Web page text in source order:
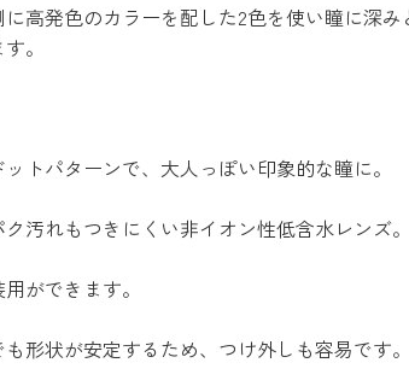
高発色のカラーを配した2色を使い瞳に深み
。
トパターンで、大人っぽい印象的な瞳に。
汚れもつきにくい非イオン性低含水レンズ。
ができます。
形状が安定するため、つけ外しも容易です。